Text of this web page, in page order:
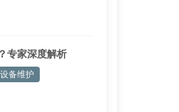
专家深度解析
备维护